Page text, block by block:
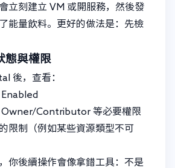
立刻建立 VM 或開服務，然後發
能量飲料。更好的做法是：先檢
態與權限
後，查看：
Owner/Contributor 等必要權限
限制（例如某些資源類型不可
你後續操作會像拿錯工具：不是